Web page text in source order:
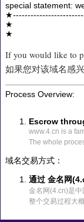
special statement:
★
★
If you would like to
如果您对该域名感
Process Overview:
Escrow
www.4.cn is a
The whole
域名交易方式：
通过 金名网
金名网(4.cn)是
整个交易过程大